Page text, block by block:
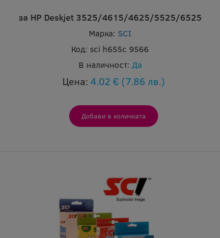
за HP Deskjet 3525/4615/4625/5525/6525
Марка: SCI
Код: sci h655c 9566
В наличност: Да
Цена: 4.02 € (7.86 лв.)